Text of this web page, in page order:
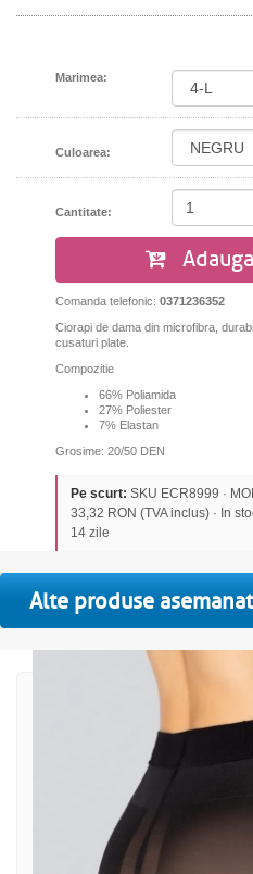
Marimea:
Culoarea:
Cantitate:
Comanda telefonic: 0371236352
Ciorapi de dama din microfibra,
cusaturi plate.
Compozitie
66% Poliamida
27% Poliester
7% Elastan
Grosime: 20/50 DEN
Pe scurt: SKU ECR8999 ·
33,32 RON (TVA inclus) · In
14 zile
Alte produse